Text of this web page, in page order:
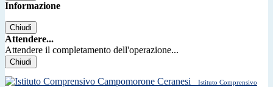
Informazione
Chiudi
Attendere...
Attendere il completamento dell'operazione...
Chiudi
Istituto Comprensivo